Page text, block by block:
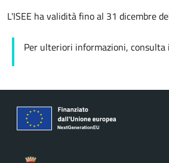
L'ISEE ha validità fino al 31 dicembre
Per ulteriori informazioni, consulta